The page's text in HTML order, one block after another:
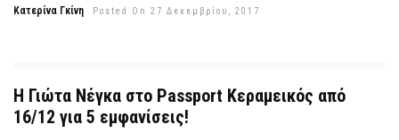
Κατερίνα Γκίνη Posted On 27 Δεκεμβρίου, 2017
Η Γιώτα Νέγκα στο Passport Κεραμεικός από
16/12 για 5 εμφανίσεις!